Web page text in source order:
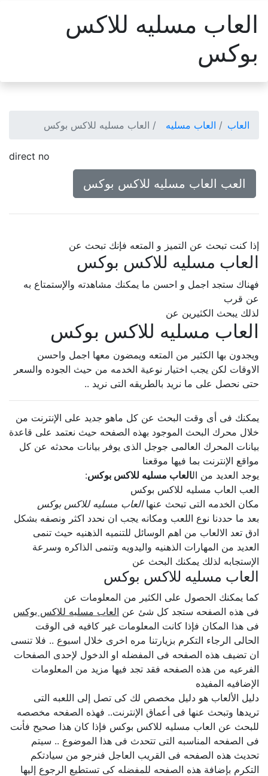
العاب مسليه للاكس
بوكس
العاب العاب مسليه العاب مسليه للاكس بوكس
direct no
العب العاب مسليه للاكس بوكس
إذا كنت تبحث عن التميز و المتعه فإنك تبحث عن
العاب مسليه للاكس بوكس
فهناك ستجد اجمل و احسن ما يمكنك مشاهدته والإستمتاع به
عن قرب
لذلك يبحث الكثيرين عن
العاب مسليه للاكس بوكس
ويجدون بها الكثير من المتعه ويمضون معها اجمل واحسن
الاوقات لكن يجب اختيار نوعية الخدمه من حيث الجوده والسعر
حتى نحصل على ما نريد بالطريقه التى نريد ..
يمكنك فى أى وقت البحث عن كل ماهو جديد على الإنترنت من
خلال محرك البحث الموجود بهذه الصفحه حيث نعتمد على قاعدة
بيانات المحرك العالمى جوجل الذى يوفر بيانات محدثه عن كل
مواقع الإنترنت بما فيها موقعنا
يوجد العديد من ال العاب مسليه للاكس بوكس:
العب العاب مسليه للاكس بوكس
مكان الخدمه التى تبحث عنهاالعاب مسليه للاكس بوكس
بعد ما حددنا نوع اللعب ومكانه يجب ان نحدد اكثر ونصفه بشكل
ادق تعد الالعاب من اهم الوسائل للتنميه الذهنيه حيث تنمى
العديد من المهارات الذهنيه واليدويه وتنمى الذاكره وسرعة
الإستجابه لذلك يمكنك البحث عن
العاب مسليه للاكس بوكس
كما يمكنك الحصول على الكثير من المعلومات عن
فى هذه الصفحه ستجد كل شئ عنالعاب مسليه للاكس بوكس
فى هذا المكان فإذا كانت المعلومات غير كافيه فى الوقت
الحالى الرجاء التكرم بزيارتنا مره اخرى خلال اسبوع .. فلا تنسى
ان تضيف هذه الصفحه فى المفضله او الدخول لإحدى الصفحات
الفرعيه من هذه الصفحه فقد تجد فيها مزيد من المعلومات
الإضافيه المفيده
دليل الألعاب هو دليل مخصص لك كى تصل إلى اللعبه التى
تريدها وتبحث عنها فى أعماق الإنترنت.. فهذه الصفحه مخصصه
للبحث عن العاب مسليه للاكس بوكس فإذا كان هذا صحيح فأنت
فى الصفحه المناسبه التى تتحدث فى هذا الموضوع .. سيتم
تحديث هذه الصفحه فى القريب العاجل فنرجو من سيادتكم
التكرم بإضافة هذه الصفحه للمفضله كى تستطيع الرجوع إليها